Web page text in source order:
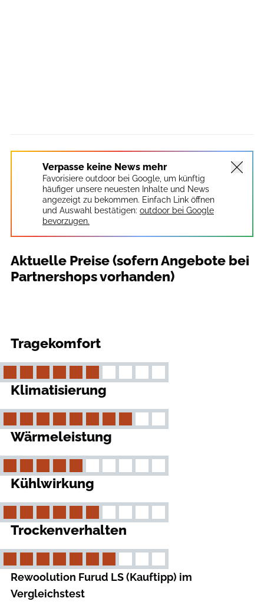
Verpasse keine News mehr
Favorisiere outdoor bei Google, um künftig
häufiger unsere neuesten Inhalte und News
angezeigt zu bekommen. Einfach Link öffnen
und Auswahl bestätigen: outdoor bei Google
bevorzugen.
Aktuelle Preise (sofern Angebote bei
Partnershops vorhanden)
Tragekomfort
Klimatisierung
Wärmeleistung
Kühlwirkung
Trockenverhalten
Rewoolution Furud LS (Kauftipp) im
Vergleichstest